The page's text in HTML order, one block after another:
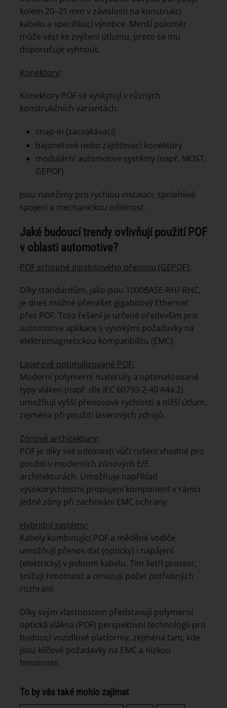
kolem 20–25 mm v závislosti na konstrukci
kabelu a specifikaci výrobce. Menší poloměr
může vést ke zvýšení útlumu, proto se mu
doporučuje vyhnout.
Konektory:
Konektory POF se vyskytují v různých
konstrukčních variantách:
snap-in (zacvakávací)
bajonetové nebo zajišťovací konektory
modulární automotive systémy (např. MOST,
GEPOF)
Jsou navrženy pro rychlou instalaci, spolehlivé
spojení a mechanickou odolnost.
Jaké budoucí trendy ovlivňují použití POF
v oblasti automotive?
POF schopné gigabitového přenosu (GEPOF):
Díky standardům, jako jsou 1000BASE-RH/-RHC,
je dnes možné přenášet gigabitový Ethernet
přes POF. Toto řešení je určené především pro
automotive aplikace s vysokými požadavky na
elektromagnetickou kompatibilitu (EMC).
Laserově optimalizované POF:
Moderní polymerní materiály a optimalizované
typy vláken (např. dle IEC 60793-2-40 A4a.2)
umožňují vyšší přenosové rychlosti a nižší útlum,
zejména při použití laserových zdrojů.
Zónové architektury:
POF je díky své odolnosti vůči rušení vhodné pro
použití v moderních zónových E/E
architekturách. Umožňuje například
vysokorychlostní propojení komponent v rámci
jedné zóny při zachování EMC ochrany.
Hybridní systémy:
Kabely kombinující POF a měděné vodiče
umožňují přenos dat (opticky) i napájení
(elektricky) v jednom kabelu. Tím šetří prostor,
snižují hmotnost a omezují počet potřebných
rozhraní.
Díky svým vlastnostem představují polymerní
optická vlákna (POF) perspektivní technologii pro
budoucí vozidlové platformy, zejména tam, kde
jsou klíčové požadavky na EMC a nízkou
hmotnost.
To by vás také mohlo zajímat